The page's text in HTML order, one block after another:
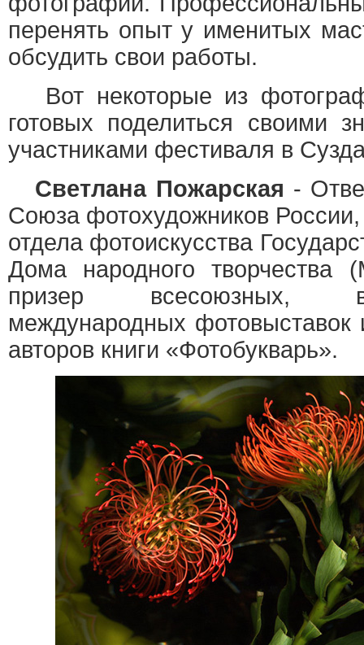
перенять опыт у именитых
обсудить свои работы.
Вот некоторые из
готовых поделиться своими
участниками фестиваля в
Светлана Пожарская -
Союза фотохудожников
отдела фотоискусства
Дома народного творчества
призер всесоюзных,
международных фотовыставок
авторов книги «Фотобукварь».